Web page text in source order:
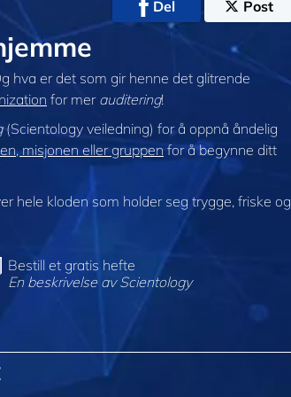
Del Post
hva er det som gir henne det glitrende
for mer auditering!
(Scientology veiledning) for å oppnå åndelig
misjonen eller gruppen for å begynne ditt
hele kloden som holder seg trygge, friske og
Bestill et gratis hefte
En beskrivelse av Scientology